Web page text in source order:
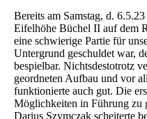
Bereits am Samstag, d.
Eifelhöhe Büchel II auf dem
eine schwierige Partie für
Untergrund geschuldet war,
bespielbar. Nichtsdestotrotz
geordneten Aufbau und vor
funktionierte auch gut. Die
Möglichkeiten in Führung zu
Darius Szymczak scheiterte